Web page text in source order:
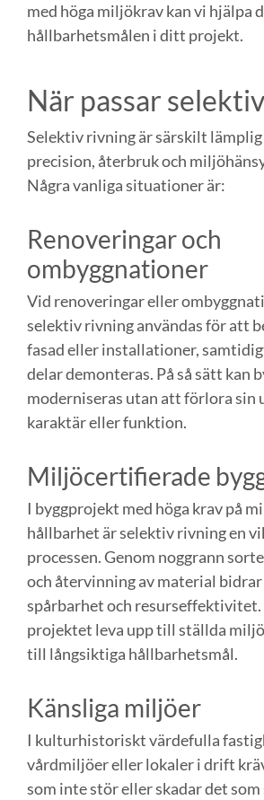
med höga miljökrav kan vi hjälpa
hållbarhetsmålen i ditt projekt.
När passar
Selektiv rivning är särskilt
precision, återbruk och
Några vanliga situationer är:
Renoveringar och
ombyggnationer
Vid renoveringar eller
selektiv rivning användas för att
fasad eller installationer,
delar demonteras. På så sätt kan
moderniseras utan att förlora sin
karaktär eller funktion.
Miljöcertifierade
I byggprojekt med höga krav på
hållbarhet är selektiv rivning en
processen. Genom noggrann
och återvinning av material
spårbarhet och resurseffektivitet.
projektet leva upp till ställda
till långsiktiga hållbarhetsmål.
Känsliga miljöer
I kulturhistoriskt värdefulla
vårdmiljöer eller lokaler i drift
som inte stör eller skadar det som